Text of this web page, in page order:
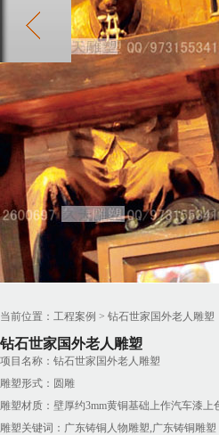
当前位置：工程案例 > 钻石世家国外老人雕塑
钻石世家国外老人雕塑
项目名称：钻石世家国外老人雕塑
雕塑形式：圆雕
雕塑材质：壁厚约3mm黄铜基础上作汽车漆上
雕塑关键词：广东铸铜人物雕塑,广东铸铜雕